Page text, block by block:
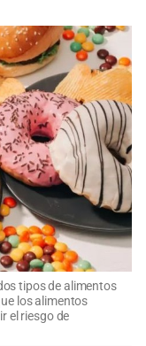
tipos de alimentos
los alimentos
el riesgo de